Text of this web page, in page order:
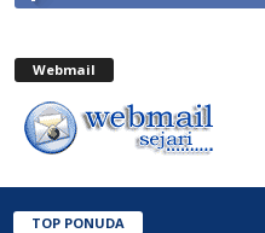
o
.
Webmail
TOP PONUDA